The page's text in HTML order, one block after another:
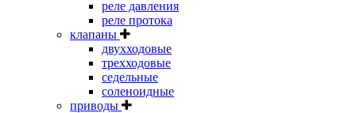
реле давления
реле протока
клапаны
двухходовые
трехходовые
седельные
соленоидные
приводы